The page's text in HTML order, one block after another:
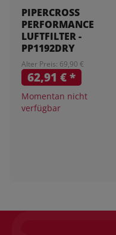
PIPERCROSS
PERFORMANCE
LUFTFILTER -
PP1192DRY
Alter Preis: 69,90 €
62,91 €*
Momentan nicht
verfügbar